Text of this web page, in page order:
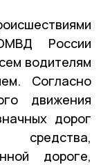
России
водителям
Согласно
движения
дорог
средства,
дороге,